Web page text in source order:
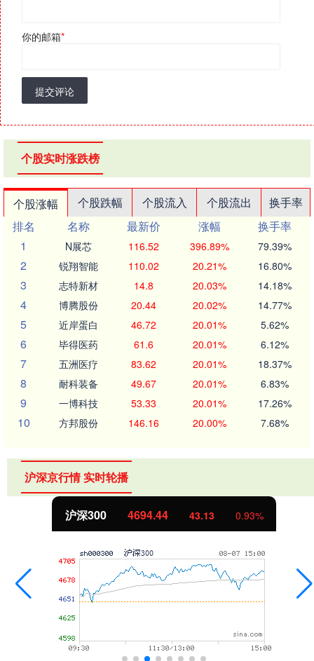
你的邮箱*
提交评论
个股实时涨跌榜
个股涨幅 个股跌幅 个股流入 个股流出
换手率
排名
名称 最新价 涨幅
换手率
1
N展芯 116.52 396.89% 79.39%
2 锐翔智能 110.02 20.21% 16.80%
3 志特新材 14.8 20.03% 14.18%
4 博腾股份 20.44 20.02% 14.77%
5 近岸蛋白 46.72 20.01% 5.62%
6 毕得医药 61.6 20.01% 6.12%
7 五洲医疗 83.62 20.01% 18.37%
8 耐科装备 49.67 20.01% 6.83%
9 一博科技 53.33 20.01% 17.26%
10 方邦股份 146.16 20.00% 7.68%
沪深京行情 实时轮播
沪深300 4694.44 43.13 0.93%